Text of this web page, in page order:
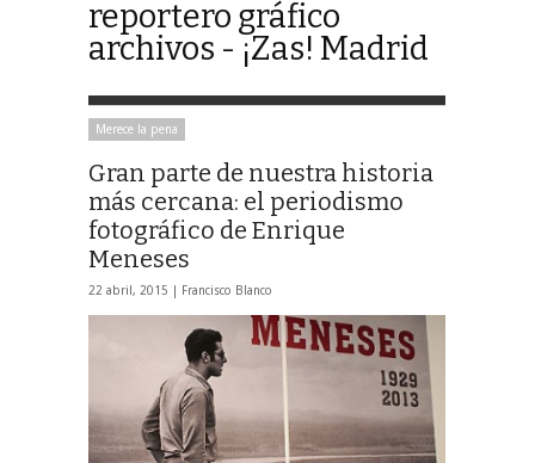
reportero gráfico
archivos - ¡Zas! Madrid
Merece la pena
Gran parte de nuestra historia
más cercana: el periodismo
fotográfico de Enrique
Meneses
22 abril, 2015 | Francisco Blanco